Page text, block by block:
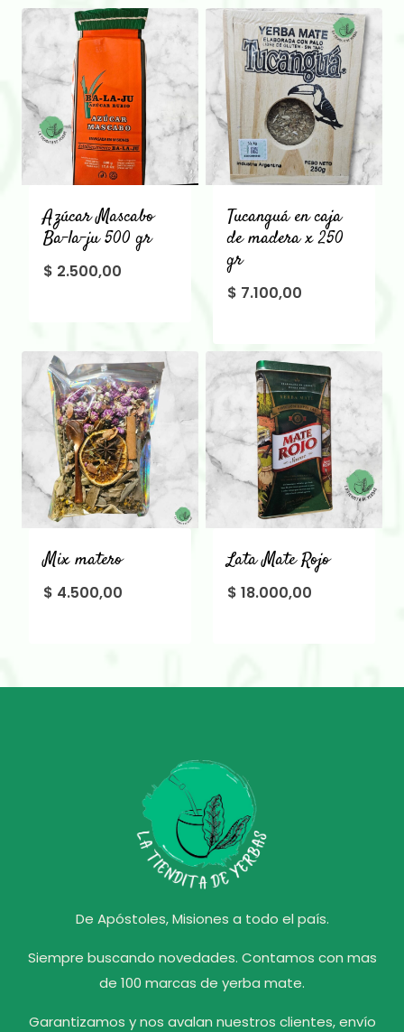
Azúcar Mascabo
Ba-la-ju 500 gr
$ 2.500,00
Tucanguá en caja
de madera x 250
gr
$ 7.100,00
Mix matero
$ 4.500,00
Lata Mate Rojo
$ 18.000,00
De Apóstoles, Misiones a todo el país.
Siempre buscando novedades. Contamos con mas
de 100 marcas de yerba mate.
Garantizamos y nos avalan nuestros clientes, envío